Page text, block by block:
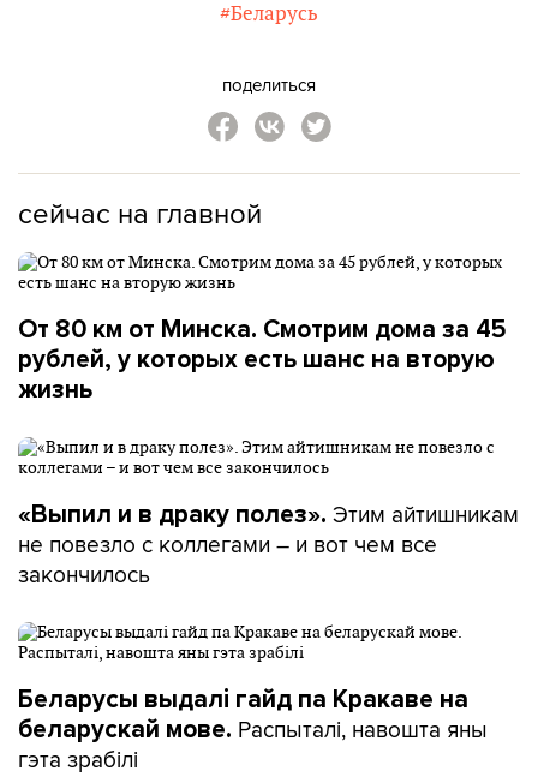
#Беларусь
поделиться
сейчас на главной
От 80 км от Минска. Смотрим дома за 45
рублей, у которых есть шанс на вторую
жизнь
«Выпил и в драку полез». Этим айтишникам
не повезло с коллегами – и вот чем все
закончилось
Беларусы выдалі гайд па Кракаве на
беларускай мове. Распыталі, навошта яны
гэта зрабілі